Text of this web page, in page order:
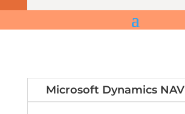
Microsoft Dynamics NAV